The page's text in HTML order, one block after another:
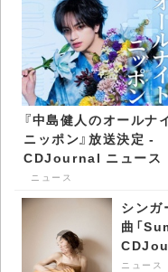
『中島健人のオールナ
ニッポン』放送決定 -
CDJournal ニュース
ニュース
シンガ
曲「
ニュース